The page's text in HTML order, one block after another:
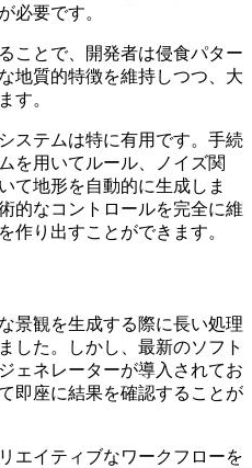
必要です。
ことで、開発者は侵食パター
地質的特徴を維持しつつ、大
す。
ステムは特に有用です。手続
を用いてルール、ノイズ関
て地形を自動的に生成しま
的なコントロールを完全に維
作り出すことができます。
景観を生成する際に長い処理
した。しかし、最新のソフト
ェネレーターが導入されてお
即座に結果を確認することが
エイティブなワークフローを